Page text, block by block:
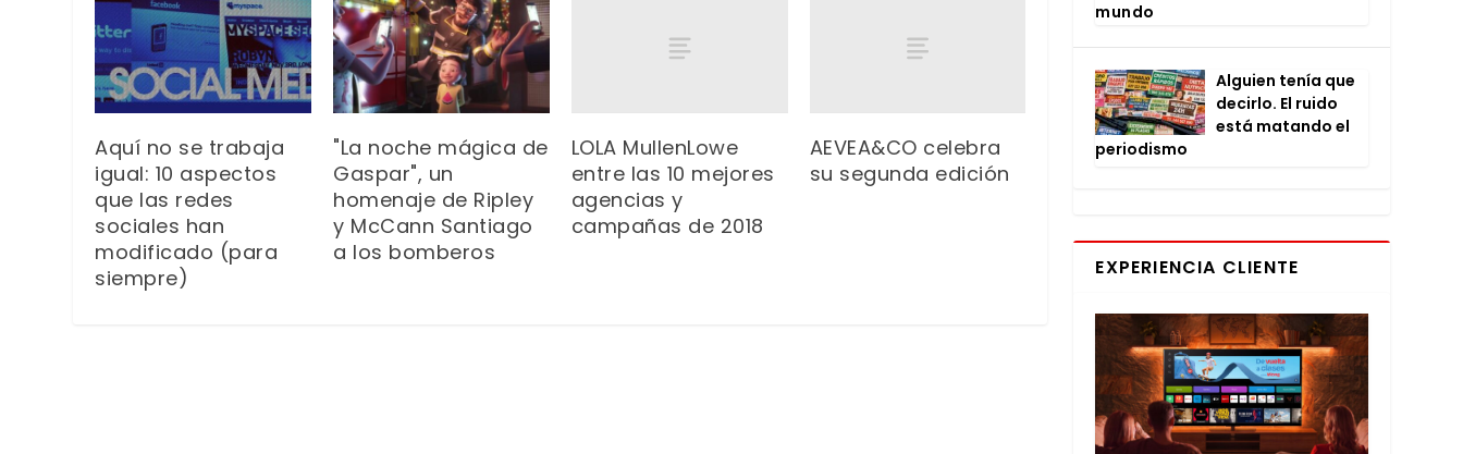
Aquí no se trabaja
igual: 10 aspectos
que las redes
sociales han
modificado (para
siempre)
"La noche mágica de
Gaspar", un
homenaje de Ripley
y McCann Santiago
a los bomberos
LOLA MullenLowe
entre las 10 mejores
agencias y
campañas de 2018
AEVEA&CO celebra
su segunda edición
mun­do
Alguien tenía que
decir­lo. El rui­do
está matan­do el
perio­dis­mo
EXPERIENCIA CLIENTE